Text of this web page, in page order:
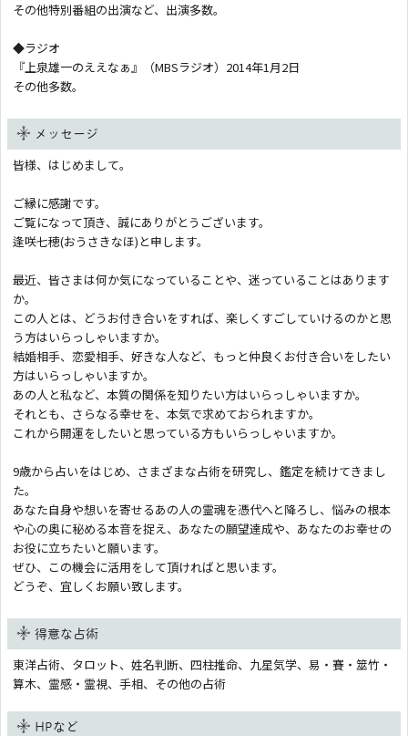
その他特別番組の出演など、出演多数。
◆ラジオ
『上泉雄一のええなぁ』（MBSラジオ）2014年1月2日
その他多数。
メッセージ
皆様、はじめまして。
ご縁に感謝です。
ご覧になって頂き、誠にありがとうございます。
逢咲七穂(おうさきなほ)と申します。
最近、皆さまは何か気になっていることや、迷っていることはあります
か。
この人とは、どうお付き合いをすれば、楽しくすごしていけるのかと思
う方はいらっしゃいますか。
結婚相手、恋愛相手、好きな人など、もっと仲良くお付き合いをしたい
方はいらっしゃいますか。
あの人と私など、本質の関係を知りたい方はいらっしゃいますか。
それとも、さらなる幸せを、本気で求めておられますか。
これから開運をしたいと思っている方もいらっしゃいますか。
9歳から占いをはじめ、さまざまな占術を研究し、鑑定を続けてきまし
た。
あなた自身や想いを寄せるあの人の霊魂を憑代へと降ろし、悩みの根本
や心の奥に秘める本音を捉え、あなたの願望達成や、あなたのお幸せの
お役に立ちたいと願います。
ぜひ、この機会に活用をして頂ければと思います。
どうぞ、宜しくお願い致します。
得意な占術
東洋占術、タロット、姓名判断、四柱推命、九星気学、易・賽・筮竹・
算木、霊感・霊視、手相、その他の占術
HPなど